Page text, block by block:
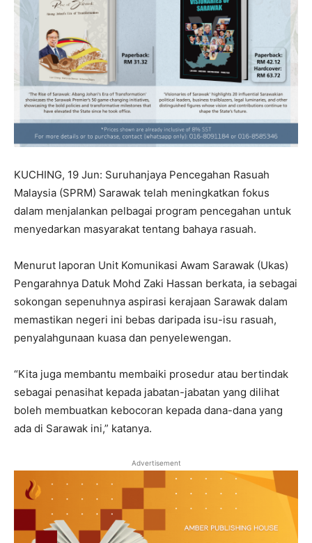
KUCHING, 19 Jun: Suruhanjaya Pencegahan Rasuah
Malaysia (SPRM) Sarawak telah meningkatkan fokus
dalam menjalankan pelbagai program pencegahan untuk
menyedarkan masyarakat tentang bahaya rasuah.
Menurut laporan Unit Komunikasi Awam Sarawak (Ukas)
Pengarahnya Datuk Mohd Zaki Hassan berkata, ia sebagai
sokongan sepenuhnya aspirasi kerajaan Sarawak dalam
memastikan negeri ini bebas daripada isu-isu rasuah,
penyalahgunaan kuasa dan penyelewengan.
“Kita juga membantu membaiki prosedur atau bertindak
sebagai penasihat kepada jabatan-jabatan yang dilihat
boleh membuatkan kebocoran kepada dana-dana yang
ada di Sarawak ini,” katanya.
Advertisement